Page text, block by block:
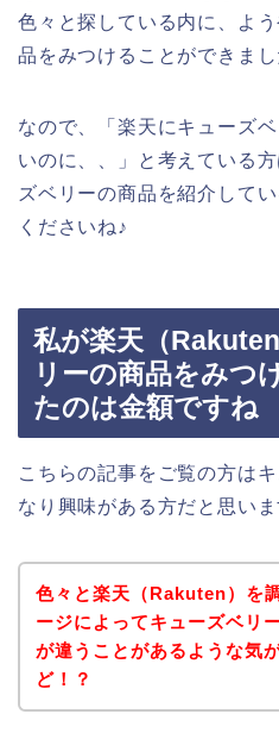
色々と探している内に、よ
品をみつけることができまし
なので、「楽天にキューズ
いのに、、」と考えている
ズベリーの商品を紹介して
くださいね♪
私が楽天（
リーの商品をみつ
たのは金額ですね
こちらの記事をご覧の方は
なり興味がある方だと思いま
色々と楽天（Rakuten）を
ージによってキューズベリ
が違うことがあるような気
ど！？